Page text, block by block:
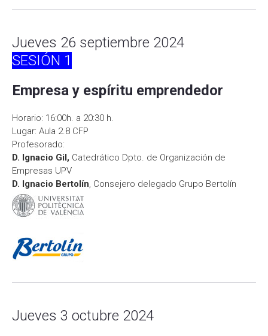
Jueves 26 septiembre 2024
SESIÓN 1
Empresa y espíritu emprendedor
Horario: 16:00h. a 20:30 h.
Lugar: Aula 2.8 CFP
Profesorado:
D. Ignacio Gil, Catedrático Dpto. de Organización de
Empresas UPV
D. Ignacio Bertolín , Consejero delegado Grupo Bertolín
Jueves 3 octubre 2024